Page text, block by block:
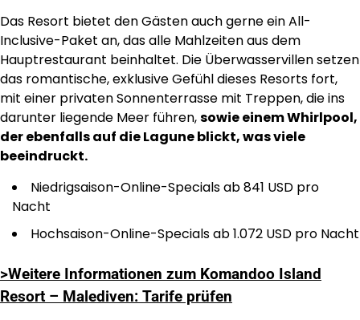
Das Resort bietet den Gästen auch gerne ein All-
Inclusive-Paket an, das alle Mahlzeiten aus dem
Hauptrestaurant beinhaltet. Die Überwasservillen setzen
das romantische, exklusive Gefühl dieses Resorts fort,
mit einer privaten Sonnenterrasse mit Treppen, die ins
darunter liegende Meer führen,sowie einem Whirlpool,
der ebenfalls auf die Lagune blickt, was viele
beeindruckt.
Niedrigsaison-Online-Specials ab 841 USD pro
Nacht
Hochsaison-Online-Specials ab 1.072 USD pro Nacht
>Weitere Informationen zum Komandoo Island
Resort – Malediven: Tarife prüfen